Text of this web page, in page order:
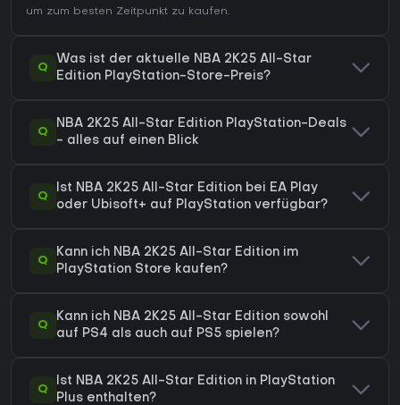
um zum besten Zeitpunkt zu kaufen.
Q
Was ist der aktuelle NBA 2K25 All-Star
Edition PlayStation-Store-Preis?
Q
NBA 2K25 All-Star Edition PlayStation-Deals
- alles auf einen Blick
Q
Ist NBA 2K25 All-Star Edition bei EA Play
oder Ubisoft+ auf PlayStation verfügbar?
Q
Kann ich NBA 2K25 All-Star Edition im
PlayStation Store kaufen?
Q
Kann ich NBA 2K25 All-Star Edition sowohl
auf PS4 als auch auf PS5 spielen?
Q
Ist NBA 2K25 All-Star Edition in PlayStation
Plus enthalten?